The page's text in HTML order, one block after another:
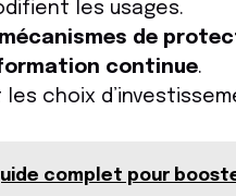
les usages.
mécanismes de
continue.
choix
complet pour